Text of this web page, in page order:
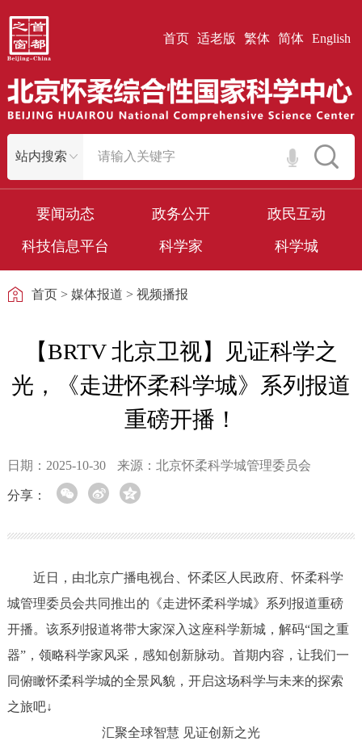
首页 适老版 繁体 简体 English
要闻动态 政务公开
政民互动
科技信息平台
科学家 科学城
首页> 媒体报道 > 视频播报
【BRTV 北京卫视】见证科学之
光，《走进怀柔科学城》系列报道
重磅开播！
日期：2025-10-30 来源：北京怀柔科学城管理委员会
分享：
近日，由北京广播电视台、怀柔区人民政府、怀柔科学
城管理委员会共同推出的《走进怀柔科学城》系列报道重磅
开播。该系列报道将带大家深入这座科学新城，解码“国之重
器”，领略科学家风采，感知创新脉动。首期内容，让我们一
同俯瞰怀柔科学城的全景风貌，开启这场科学与未来的探索
之旅吧↓
汇聚全球智慧 见证创新之光